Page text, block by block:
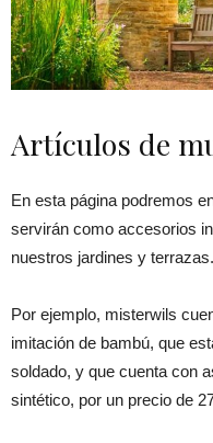
Artículos de
En esta página podremos
servirán como accesorios
nuestros jardines y terrazas.
Por ejemplo, misterwils
imitación de bambú, que
soldado, y que cuenta con
sintético, por un precio de